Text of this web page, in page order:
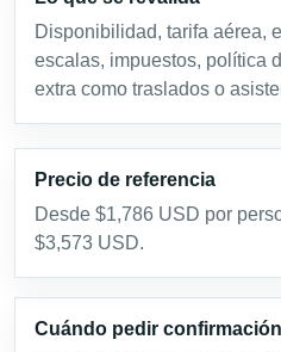
Disponibilidad, tarifa aérea,
escalas, impuestos, política
extra como traslados o
Precio de referencia
Desde $1,786 USD por
$3,573 USD.
Cuándo pedir confirmación